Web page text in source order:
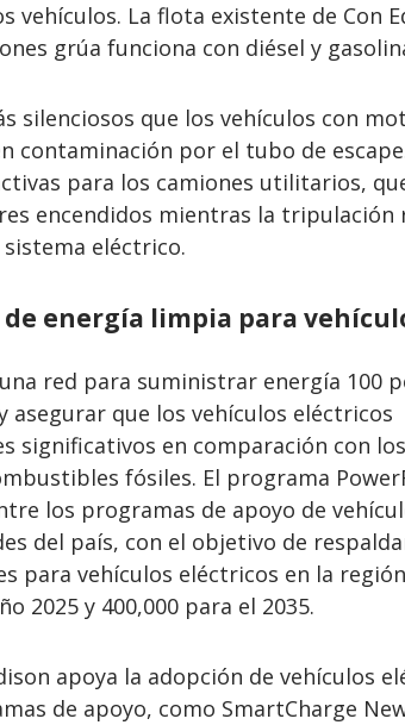
vehículos. La flota existente de Con
grúa funciona con diésel y
silenciosos que los vehículos con
contaminación por el tubo de
para los camiones utilitarios,
encendidos mientras la tripulación
eléctrico.
energía limpia para
red para suministrar energía 100
asegurar que los vehículos eléctricos
significativos en comparación con los
fósiles. El programa
los programas de apoyo de
del país, con el objetivo de
para vehículos eléctricos en la
2025 y 400,000 para el 2035.
apoya la adopción de vehículos
de apoyo, como SmartCharge